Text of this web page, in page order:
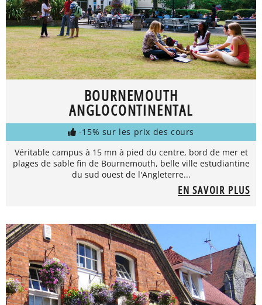
BOURNEMOUTH
ANGLOCONTINENTAL
-15% sur les prix des cours
Véritable campus à 15 mn à pied du centre, bord de mer et
plages de sable fin de Bournemouth, belle ville estudiantine
du sud ouest de l'Angleterre...
EN SAVOIR PLUS